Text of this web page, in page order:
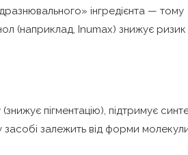
інгредієнта — тому
(наприклад, Inumax) знижує ризик
пігментацію), підтримує
залежить від форми молекули